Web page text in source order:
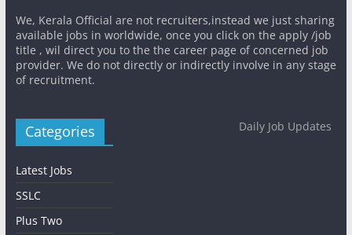
We, Kerala Official are not recruiters,instead we just sharing
available jobs in worldwide, once you click on the apply /job
title , wil direct you to the the career page of concerned job
provider. We do not directly or indirectly involve in any stage
of recruitment.
Categories
Latest Jobs
SSLC
Plus Two
Daily Job Updates